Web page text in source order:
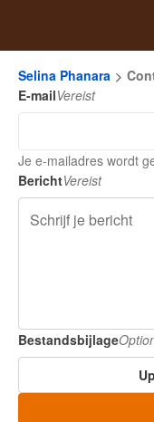
Selina Phanara
E-mailVereist
Je e-mailadres wordt
BerichtVereist
Bestandsbijlage